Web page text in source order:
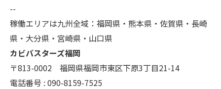
--
稼働エリアは九州全域：福岡県・熊本県・佐賀県・長崎
県・大分県・宮崎県・山口県
カビバスターズ福岡
〒813-0002 福岡県福岡市東区下原3丁目21-14
電話番号 : 090-8159-7525